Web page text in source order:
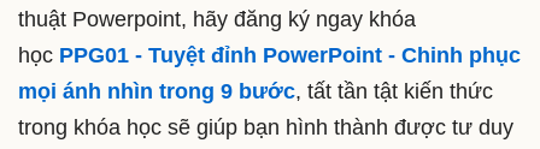
thuật Powerpoint, hãy đăng ký ngay khóa
học PPG01 - Tuyệt đỉnh PowerPoint - Chinh phục
mọi ánh nhìn trong 9 bước, tất tần tật kiến thức
trong khóa học sẽ giúp bạn hình thành được tư duy